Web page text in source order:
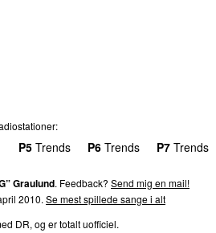
P5 Trends P6 Trends P7 Trends
Graulund. Feedback? Send mig en mail!
2010. Se mest spillede sange i alt
DR, og er totalt uofficiel.